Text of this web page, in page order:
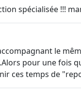
spécialisée !!!
le
pour une fois
ces temps de